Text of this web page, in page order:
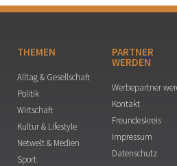
THEMEN
Alltag & Gesellschaft
Politik
Wirtschaft
Kultur & Lifestyle
Netwelt & Medien
Sport
PARTNER
WERDEN
Werbepartner
Kontakt
Freundeskreis
Impressum
Datenschutz